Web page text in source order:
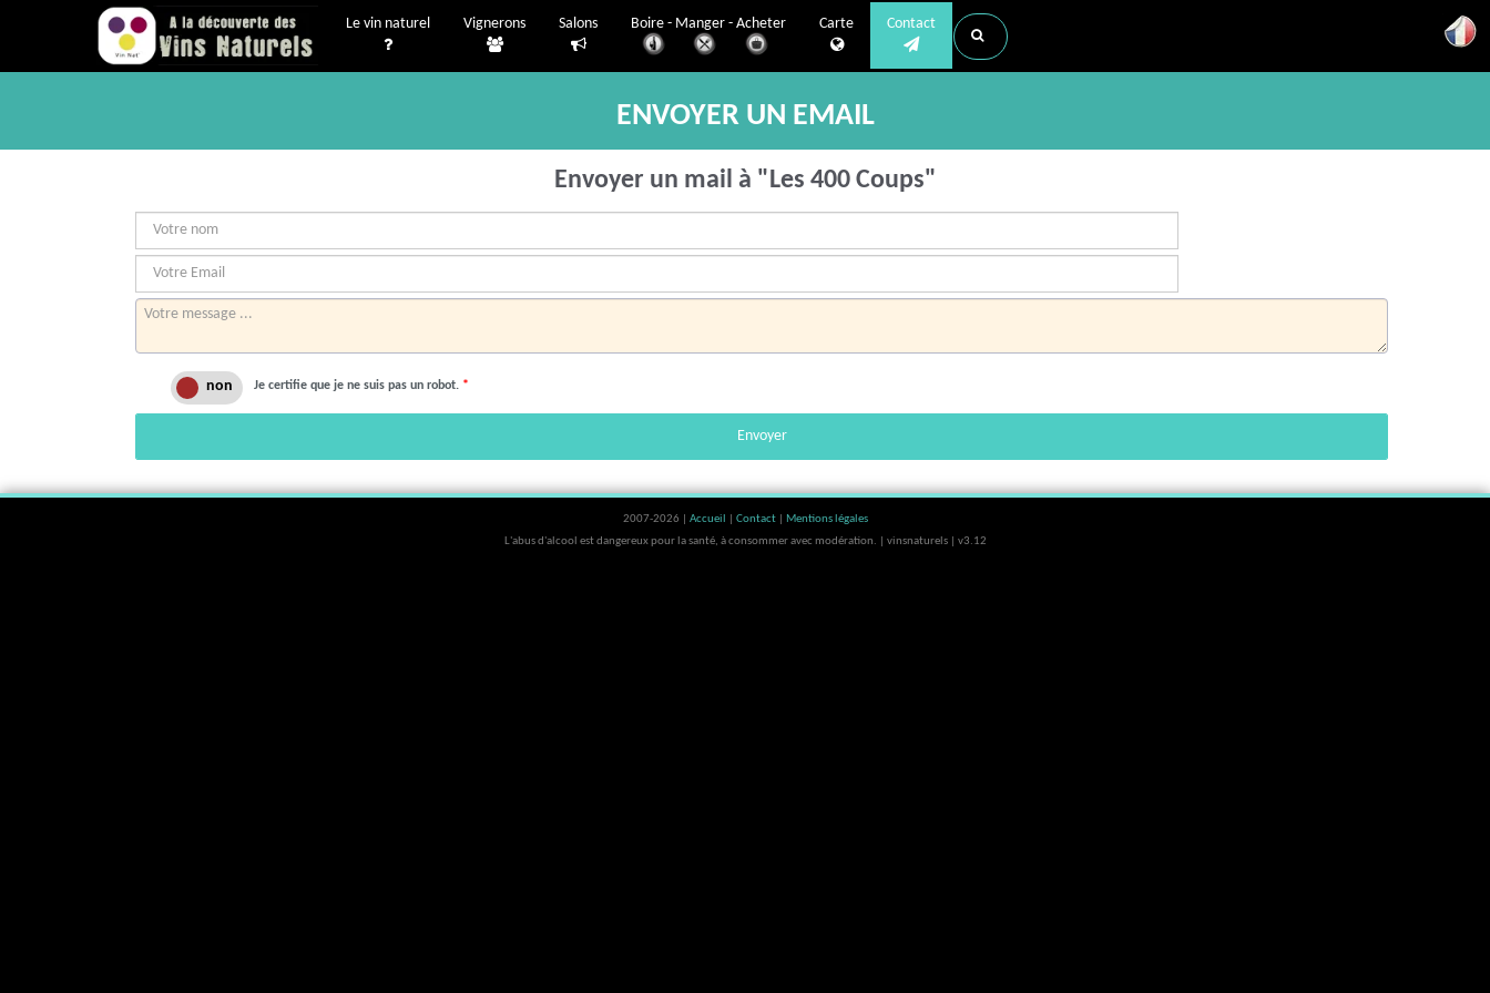
Le vin naturel Vignerons Salons Boire - Manger - Acheter Carte Contact
ENVOYER UN EMAIL
Envoyer un mail à "Les 400 Coups"
Je certifie que je ne suis pas un robot. *
Envoyer
2007-2026 | Accueil Contact
Mentions légales
L'abus d'alcool est dangereux pour la santé, à consommer avec modération. | vinsnaturels | v3.12